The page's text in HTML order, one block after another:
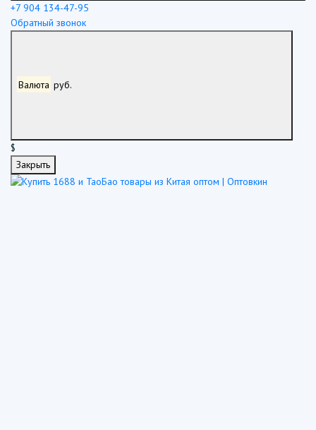
+7 904 134-47-95
Обратный звонок
Валюта руб.
$
Закрыть